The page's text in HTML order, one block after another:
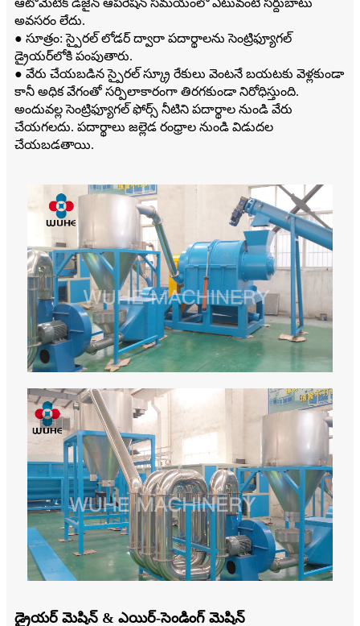
అవసరం లేదు.
● సూత్రం: స్పైరల్ లోడర్ ద్వారా పదార్థాలను సెంట్రిఫ్యూగల్
డ్రైయర్‌లోకి పంపుతారు.
● వేరు చేయబడిన స్పైరల్ స్క్రూ రేకులు వెంటనే బయటకు వెళ్లకుండా
కానీ అధిక వేగంతో సర్పిలాకారంగా తిరగకుండా నిరోధిస్తుంది.
అందువల్ల సెంట్రిఫ్యూగల్ ఫోర్స్ నీటిని పదార్థాల నుండి వేరు
చేయగలదు. పదార్థాలు జల్లెడ రంధ్రాల నుండి విడుదల
చేయబడతాయి.
డ్రైయర్ మెషిన్ & ఎయిర్-సెండింగ్ మెషిన్